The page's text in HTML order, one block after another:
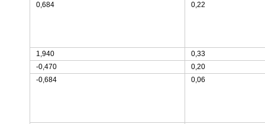
0,684
0,22
1,940
0,33
-0,470
0,20
-0,684
0,06